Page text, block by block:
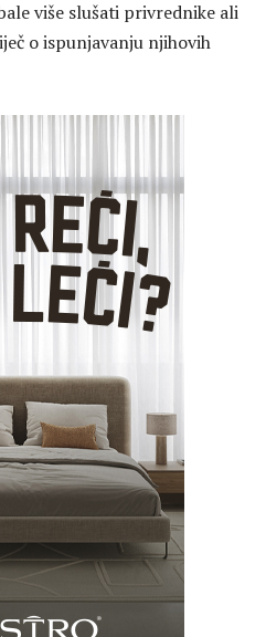
više slušati privrednike ali
o ispunjavanju njihovih